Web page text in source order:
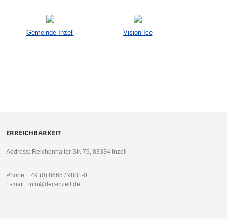
Gemeinde Inzell Vision Ice
ERREICHBARKEIT
Address: Reichenhaller Str. 79, 83334 Inzell
Phone: +49 (0) 8665 / 9881-0
E-mail: info@dec-inzell.de